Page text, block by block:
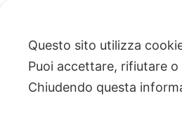
Questo sito utilizza
Puoi accettare, rifiutare
Chiudendo questa